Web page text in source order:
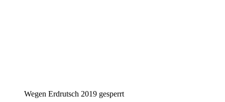
Wegen Erdrutsch 2019 gesperrt